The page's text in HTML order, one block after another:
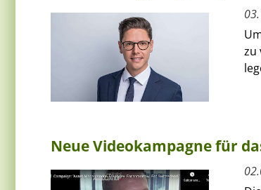
zu
Neue Videokampagne für